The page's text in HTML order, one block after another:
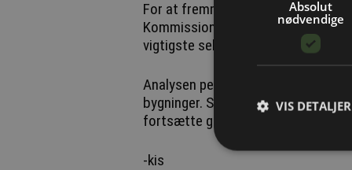
For at fremme den nødvendige,
Kommissionen foreslår og
vigtigste sektorer.
Analysen peger på, at det mest
bygninger. Samtidig skal
fortsætte gennem udfasning af
-kis
Absolut
nødvendige
VIS DETALJER